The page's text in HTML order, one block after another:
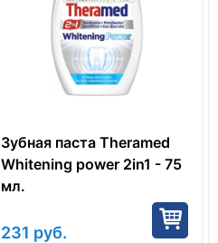
Зубная паста Theramed
Whitening power 2in1 - 75
мл.
231 руб.